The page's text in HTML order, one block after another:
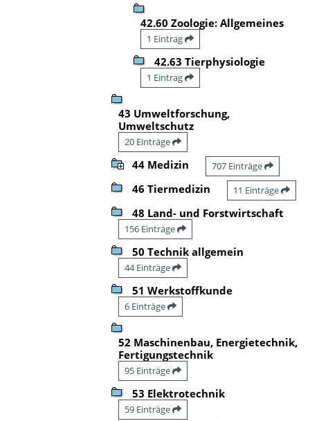
42.60 Zoologie: Allgemeines
1 Eintrag
42.63 Tierphysiologie
1 Eintrag
43 Umweltforschung,
Umweltschutz
20 Einträge
44 Medizin 707 Einträge
46 Tiermedizin 11 Einträge
48 Land- und Forstwirtschaft
156 Einträge
50 Technik allgemein
44 Einträge
51 Werkstoffkunde
6 Einträge
52 Maschinenbau, Energietechnik,
Fertigungstechnik
95 Einträge
53 Elektrotechnik
59 Einträge